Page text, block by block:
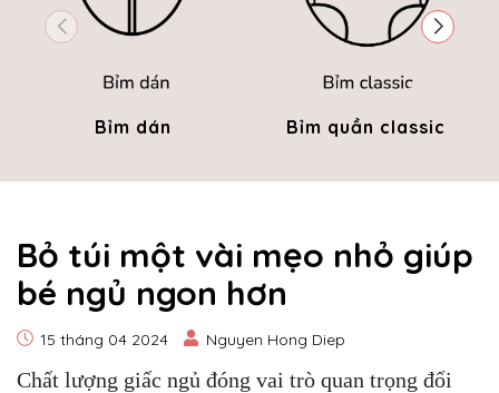
Bỉm dán Bỉm quần classic
Bỏ túi một vài mẹo nhỏ giúp
bé ngủ ngon hơn
15 tháng 04 2024 Nguyen Hong Diep
Chất lượng giấc ngủ đóng vai trò quan trọng đối